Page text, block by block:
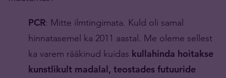
PCR: Mitte ilmtingimata. Kuld oli samal
hinnatasemel ka 2011 aastal. Me oleme sellest
ka varem rääkinud kuidas kullahinda hoitakse
kunstlikult madalal, teostades futuuride